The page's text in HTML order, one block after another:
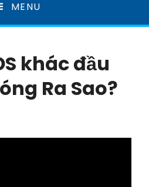
MENU
khác đầu
Ra Sao?